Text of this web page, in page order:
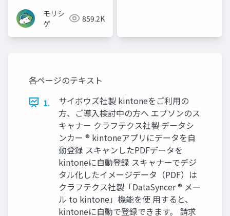
モリシ
ゲ
859.2K
各ページのテキスト
1.
サイボウズ社製 kintoneをご利用の
方、ご導入検討中の方へ エプソンのス
キャナー クラフテクス社製 データシ
ンカー ® kintoneアプリにデータを自
動登録 スキャンしたPDFデータを
kintoneに自動登録 スキャナーでデジ
タル化したイメージデータ（PDF）は
クラフテクス社製「DataSyncer ® メー
ル to kintone」機能を使 用すると、
kintoneに自動で登録できます。 請求